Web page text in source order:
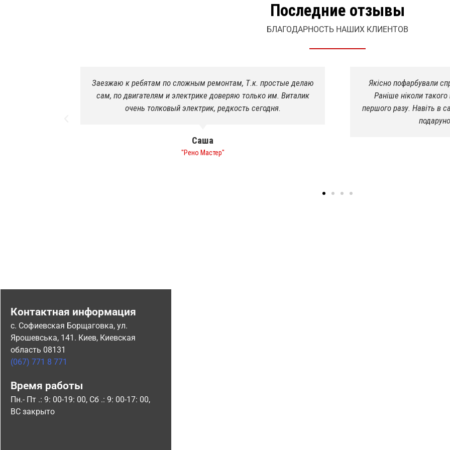
Последние отзывы
БЛАГОДАРНОСТЬ НАШИХ КЛИЕНТОВ
Якісно пофарбували спринтера. Підварили де потрібно було!
Раніше ніколи такого не було, щоб шеф прийняв роботу з
першого разу. Навіть в салоні був порядок, зробили хімчистку в
Роман
Завыл мост на Ивеко,
жесть. Нашёл в
8 вечера я от них уехал.
Контактная информация
с. Софиевская Борщаговка, ул.
Ярошевська, 141. Киев, Киевская
область 08131
(067) 771 8 771
Время работы
Пн.- Пт .: 9: 00-19: 00, Сб .: 9: 00-17: 00,
ВС закрыто